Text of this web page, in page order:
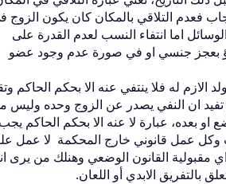
فعدم التلاقي بالمكان كان يكون الزوج
اما انتفاء النسب لعدم القدرة على
بعجز جنسي او في صورة عدم وجود عضو
زوجته او الولد الازم له فلا ينتفي عنه الا بحكم الحاكم
تفيد ان النفي يصدر عن الزوج وحده وليس
بعده، عبارة لا عنه الا بحكم الحاكم
عمل قانوني خارج المحكمة لا عمل
مقبولية القانون الوضعي وهنلك من يرى
الابدي أو اللعان.